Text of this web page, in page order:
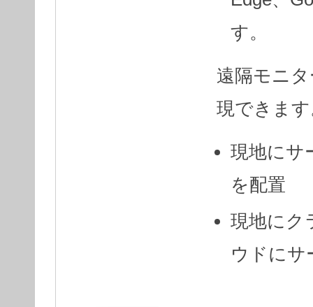
す。
遠隔モニ
現できま
現地にサ
を配置
現地にク
ウドにサ